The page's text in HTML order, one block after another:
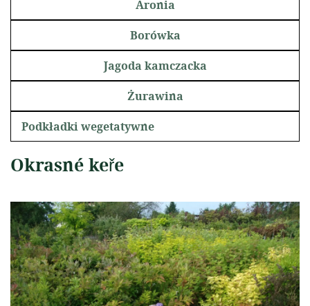
Aronia
Borówka
Jagoda kamczacka
Żurawina
Podkładki wegetatywne
Okrasné keře